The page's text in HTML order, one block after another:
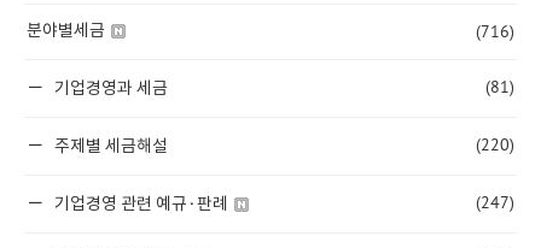
분야별세금 (716)
기업경영과 세금 (81)
주제별 세금해설 (220)
기업경영 관련 예규·판례 (247)